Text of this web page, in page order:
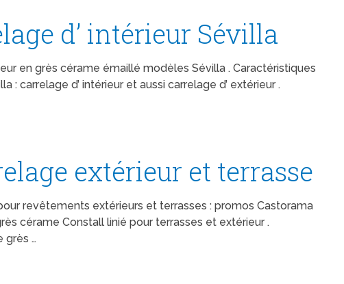
d’ intérieur Sévilla
en grès cérame émaillé modèles Sévilla . Caractéristiques
: carrelage d’ intérieur et aussi carrelage d’ extérieur .
extérieur et terrasse
revêtements extérieurs et terrasses : promos Castorama
cérame Constall linié pour terrasses et extérieur .
grès …